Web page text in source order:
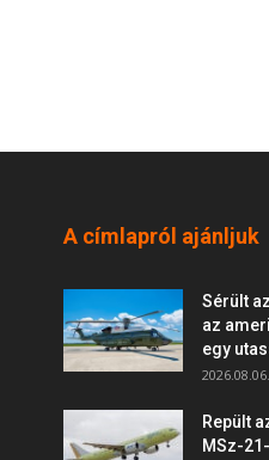
A címlapról ajánljuk
Sérült
az
egy
2026.08.06.
Repült
MSz-